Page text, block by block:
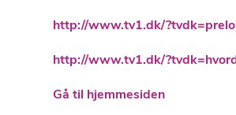
http://www.tv1.dk/
http://www.tv1.dk/
Gå til hjemmesiden